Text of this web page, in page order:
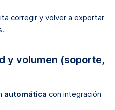
corregir y volver a exportar
y volumen (soporte,
automática con integración